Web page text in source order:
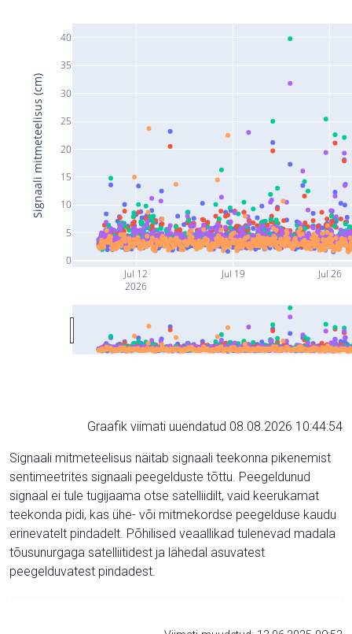
Jul 12
2026
Jul 19 Jul 26
0
5
10
15
20
25
30
35
40
Signaali mitmeteelisus (cm)
Graafik viimati uuendatud 08.08.2026 10:44:54
Signaali mitmeteelisus näitab signaali teekonna pikenemist
sentimeetrites signaali peegelduste tõttu. Peegeldunud
signaal ei tule tugijaama otse satelliidilt, vaid keerukamat
teekonda pidi, kas ühe- või mitmekordse peegelduse kaudu
erinevatelt pindadelt. Põhilised veaallikad tulenevad madala
tõusunurgaga satelliitidest ja lähedal asuvatest
peegelduvatest pindadest.